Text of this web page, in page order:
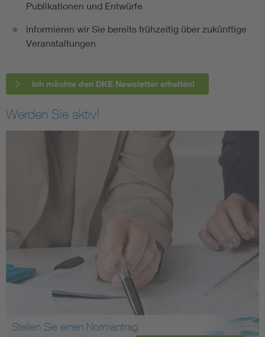
Publikationen und Entwürfe
informieren wir Sie bereits frühzeitig über zukünftige
Veranstaltungen
Ich möchte den DKE Newsletter erhalten!
Werden Sie aktiv!
Stellen Sie einen Normantrag